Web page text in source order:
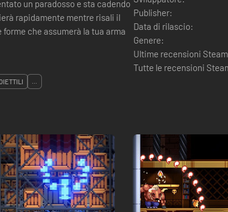
rapidamente mentre risali il
che assumerà la tua arma
Publisher:
Data di rilascio:
Genere:
Ultime recensioni
Tutte le recensioni
...